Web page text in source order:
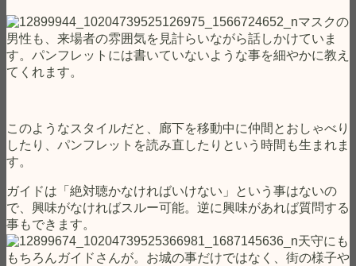
マスクの
男性も、来場者の雰囲気を見計らいながら話しかけていま
す。パンフレットには書いていないような事を細やかに教え
てくれます。
このようなスタイルだと、廊下を移動中に仲間とおしゃべり
したり、パンフレットを読み直したりという時間も生まれま
す。
ガイドは「絶対聴かなければいけない」という事はないの
で、興味がなければスルー可能。逆に興味があれば質問する
事もできます。
天守にも
もちろんガイドさんが。お城の事だけではなく、街の様子や